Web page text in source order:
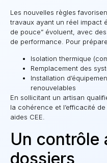
Les nouvelles règles
travaux ayant un réel impact
de pouce” évoluent, avec
de performance. Pour
Isolation thermique
Remplacement des
Installation
renouvelables
En sollicitant un artisan
la cohérence et l’efficacité
aides CEE.
Un contrôle
dossiers